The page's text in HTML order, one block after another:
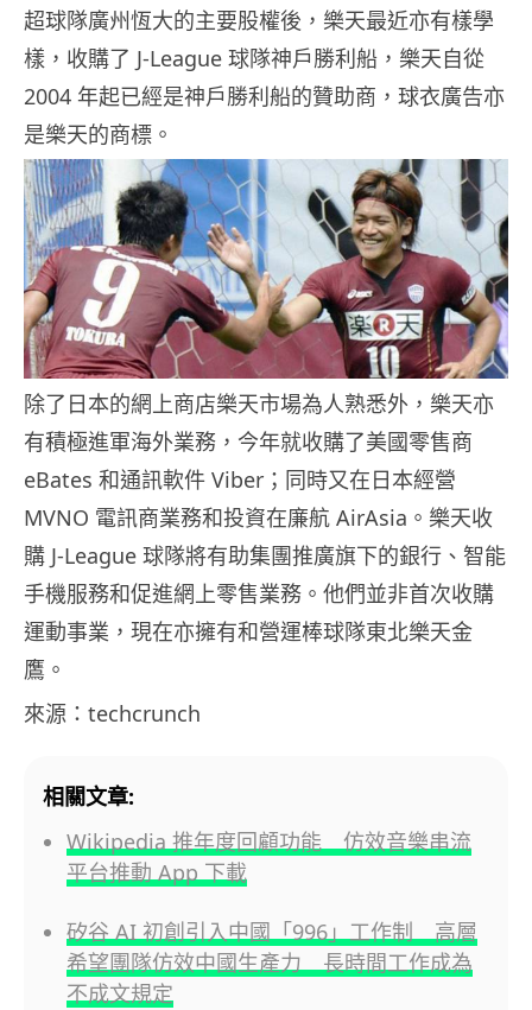
超球隊廣州恆大的主要股權後，樂天最近亦有樣學
樣，收購了 J-League 球隊神戶勝利船，樂天自從
2004 年起已經是神戶勝利船的贊助商，球衣廣告亦
是樂天的商標。
除了日本的網上商店樂天市場為人熟悉外，樂天亦
有積極進軍海外業務，今年就收購了美國零售商
eBates 和通訊軟件 Viber；同時又在日本經營
MVNO 電訊商業務和投資在廉航 AirAsia。樂天收
購 J-League 球隊將有助集團推廣旗下的銀行、智能
手機服務和促進網上零售業務。他們並非首次收購
運動事業，現在亦擁有和營運棒球隊東北樂天金
鷹。
來源：techcrunch
相關文章:
Wikipedia 推年度回顧功能 仿效音樂串流
平台推動 App 下載
矽谷 AI 初創引入中國「996」工作制 高層
希望團隊仿效中國生產力 長時間工作成為
不成文規定